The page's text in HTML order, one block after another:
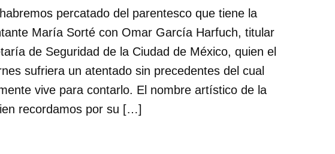
percatado del parentesco que tiene la
María Sorté con Omar García Harfuch, titular
de Seguridad de la Ciudad de México, quien el
sufriera un atentado sin precedentes del cual
vive para contarlo. El nombre artístico de la
recordamos por su […]